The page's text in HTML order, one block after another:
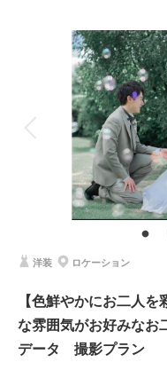
相談予約する
来店・オンライン
撮影料
着付け
アルバム
衣装追加
家族と撮影 家
家族写真追加料金無料 衣装
金なし 和装小物レンタル無
日本庭園「豪農の邸宅 浮田家
ディングフォトを。風情ある
を美しく彩ります。春から初
す。
洋装 ロケーション
【色鮮やかにお二人
な雰囲気がお好みな
データ 撮影プラン